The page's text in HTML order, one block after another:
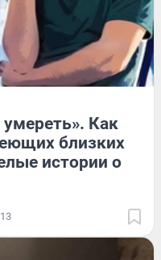
умереть». Как
близких
истории о
13